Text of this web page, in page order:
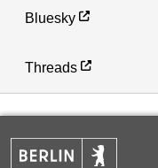
Bluesky
Threads